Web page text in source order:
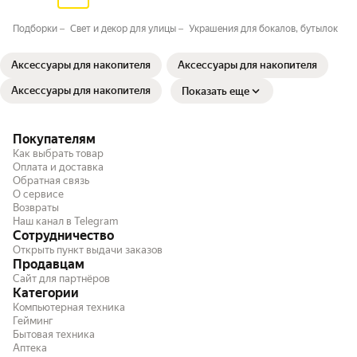
Подборки Свет и декор для улицы Украшения для бокалов, бутылок
Аксессуары для накопителя Аксессуары для накопителя
Аксессуары для накопителя Показать еще
Покупателям
Как выбрать товар
Оплата и доставка
Обратная связь
О сервисе
Возвраты
Наш канал в Telegram
Сотрудничество
Открыть пункт выдачи заказов
Продавцам
Сайт для партнёров
Категории
Компьютерная техника
Гейминг
Бытовая техника
Аптека